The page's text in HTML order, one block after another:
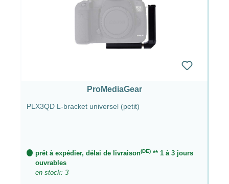
ProMediaGear
PLX3QD L-bracket universel (petit)
prêt à expédier, délai de livraison(DE) ** 1 à 3 jours
ouvrables
en stock: 3